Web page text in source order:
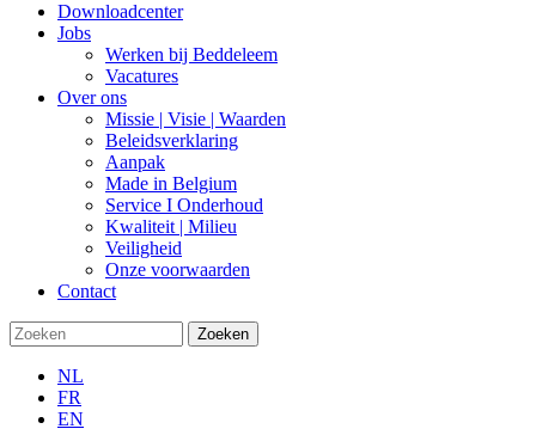
Downloadcenter
Jobs
Werken bij Beddeleem
Vacatures
Over ons
Missie | Visie | Waarden
Beleidsverklaring
Aanpak
Made in Belgium
Service I Onderhoud
Kwaliteit | Milieu
Veiligheid
Onze voorwaarden
Contact
Zoeken
NL
FR
EN